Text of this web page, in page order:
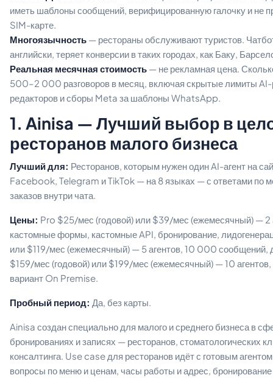
иметь шаблоны сообщений, верифицированную галочку и не
SIM-карте.
Многоязычность — рестораны обслуживают туристов.
английски, теряет конверсии в таких городах, как Баку,
Реальная месячная стоимость — не рекламная цена.
500–2 000 разговоров в месяц, включая скрытые лимиты AI-
редакторов и сборы Meta за шаблоны WhatsApp.
1. Ainisa — Лучший выбор в
ресторанов малого бизнеса
Лучший для: Ресторанов, которым нужен один AI-агент на
Facebook, Telegram и TikTok — на 8 языках — с ответами по
заказов внутри чата.
Цены: Pro $25/мес (годовой) или $39/мес (ежемесячный) —
кастомные формы, кастомные API, бронирование,
или $119/мес (ежемесячный) — 5 агентов, 10 000 сообщений,
$159/мес (годовой) или $199/мес (ежемесячный) — 10
вариант On Premise.
Пробный период: Да, без карты.
Ainisa создан специально для малого и среднего бизнеса в
бронированиях и записях — ресторанов, стоматологических
консалтинга. Use case для ресторанов идёт с готовым
вопросы по меню и ценам, часы работы и адрес, бронирование